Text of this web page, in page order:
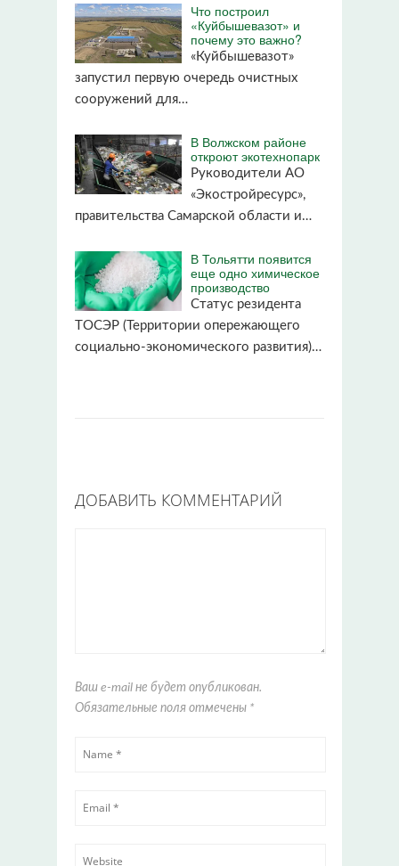
Что построил
«Куйбышевазот» и
почему это важно?
«Куйбышевазот»
запустил первую очередь очистных
сооружений для…
В Волжском районе
откроют экотехнопарк
Руководители АО
«Экостройресурс»,
правительства Самарской области и…
В Тольятти появится
еще одно химическое
производство
Статус резидента
ТОСЭР (Территории опережающего
социально-экономического развития)…
ДОБАВИТЬ КОММЕНТАРИЙ
Ваш e-mail не будет опубликован.
Обязательные поля отмечены *